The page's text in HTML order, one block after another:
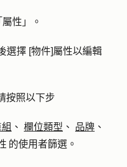
屬性」 。
選擇 [物件]屬性以編輯
按照以下步
、 欄位類型 、 品牌 、
的使用者篩選。